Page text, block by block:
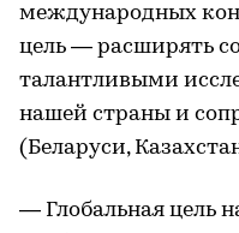
международных
цель — расширять
талантливыми
нашей страны и
(Беларуси,
— Глобальная цель